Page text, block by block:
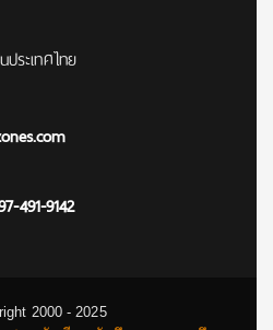
ระเทศไทย
491-9142
2000 - 2025